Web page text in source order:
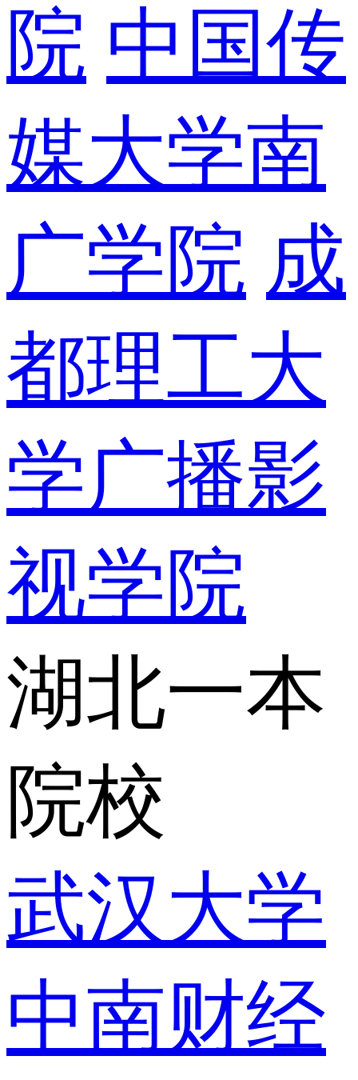
院 中国传
媒大学南
广学院 成
都理工大
学广播影
视学院
湖北一本
院校
武汉大学
中南财经